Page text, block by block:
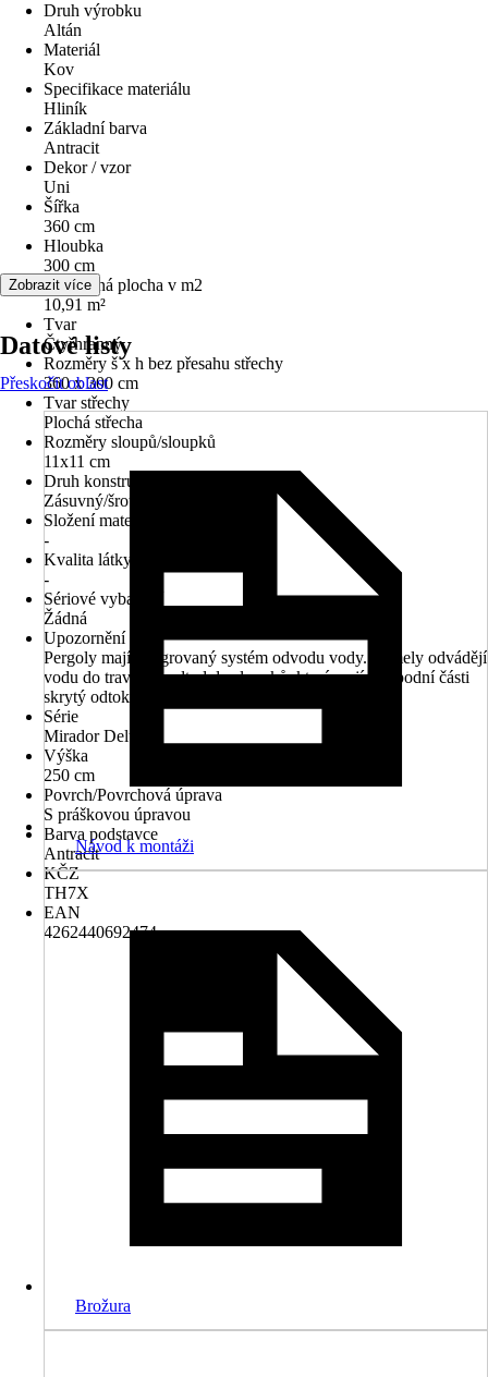
Druh výrobku
Altán
Materiál
Kov
Specifikace materiálu
Hliník
Základní barva
Antracit
Dekor / vzor
Uni
Šířka
360 cm
Hloubka
300 cm
Zastavěná plocha v m2
10,91 m²
Tvar
Čtyřhranný
Rozměry š x h bez přesahu střechy
360 x 300 cm
Tvar střechy
Plochá střecha
Rozměry sloupů/sloupků
11x11 cm
Druh konstrukce
Zásuvný/šroubovací systém
Složení materiálu
-
Kvalita látky
-
Sériové vybavení
Žádná
Upozornění
Pergoly mají integrovaný systém odvodu vody. Lamely odvádějí
vodu do traverz a odtud do sloupků, které mají ve spodní části
skrytý odtok.
Série
Mirador Deluxe
Výška
250 cm
Povrch/Povrchová úprava
S práškovou úpravou
Barva podstavce
Antracit
KČZ
TH7X
EAN
4262440692474
Zobrazit více
Datové listy
Přeskočit oblast
Návod k montáži
Brožura